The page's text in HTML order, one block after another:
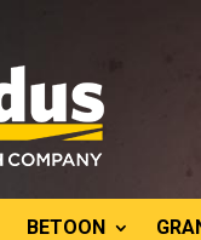
BETOON